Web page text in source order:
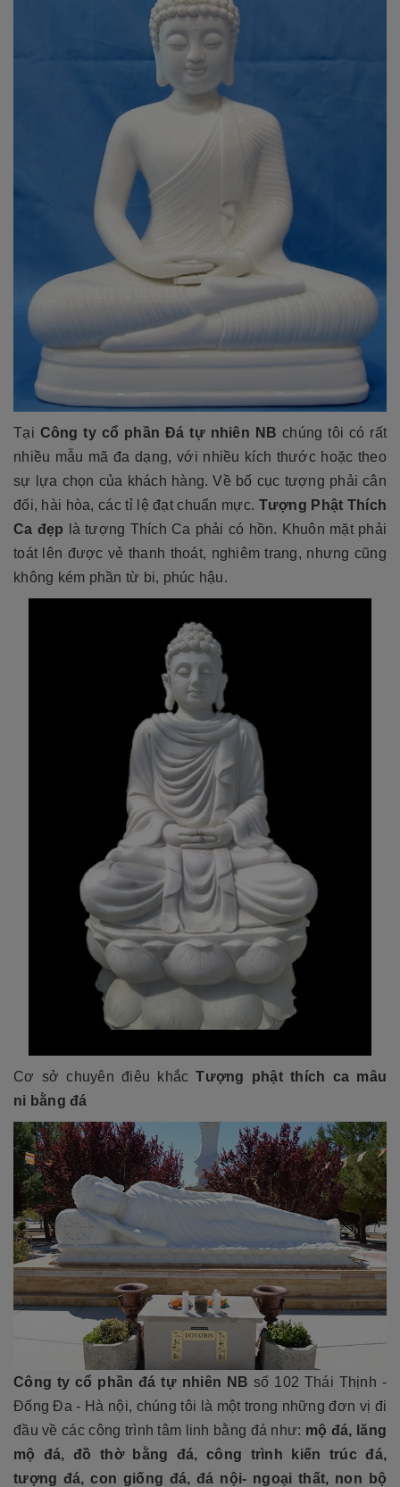
Tại Công ty cổ phần Đá tự nhiên NB chúng tôi có rất
nhiều mẫu mã đa dạng, với nhiều kích thước hoặc theo
sự lựa chọn của khách hàng. Về bố cục tượng phải cân
đối, hài hòa, các tỉ lệ đạt chuẩn mực. Tượng Phật Thích
Ca đẹp là tượng Thích Ca phải có hồn. Khuôn mặt phải
toát lên được vẻ thanh thoát, nghiêm trang, nhưng cũng
không kém phần từ bi, phúc hậu.
Cơ sở chuyên điêu khắcTượng phật thích ca mâu
ni bằng đá
Công ty cổ phần đá tự nhiên NB số 102 Thái Thịnh -
Đống Đa - Hà nội, chúng tôi là một trong những đơn vị đi
đầu về các công trình tâm linh bằng đá như: mộ đá, lăng
mộ đá, đồ thờ bằng đá, công trình kiến trúc đá,
tượng đá, con giống đá, đá nội- ngoại thất, non bộ